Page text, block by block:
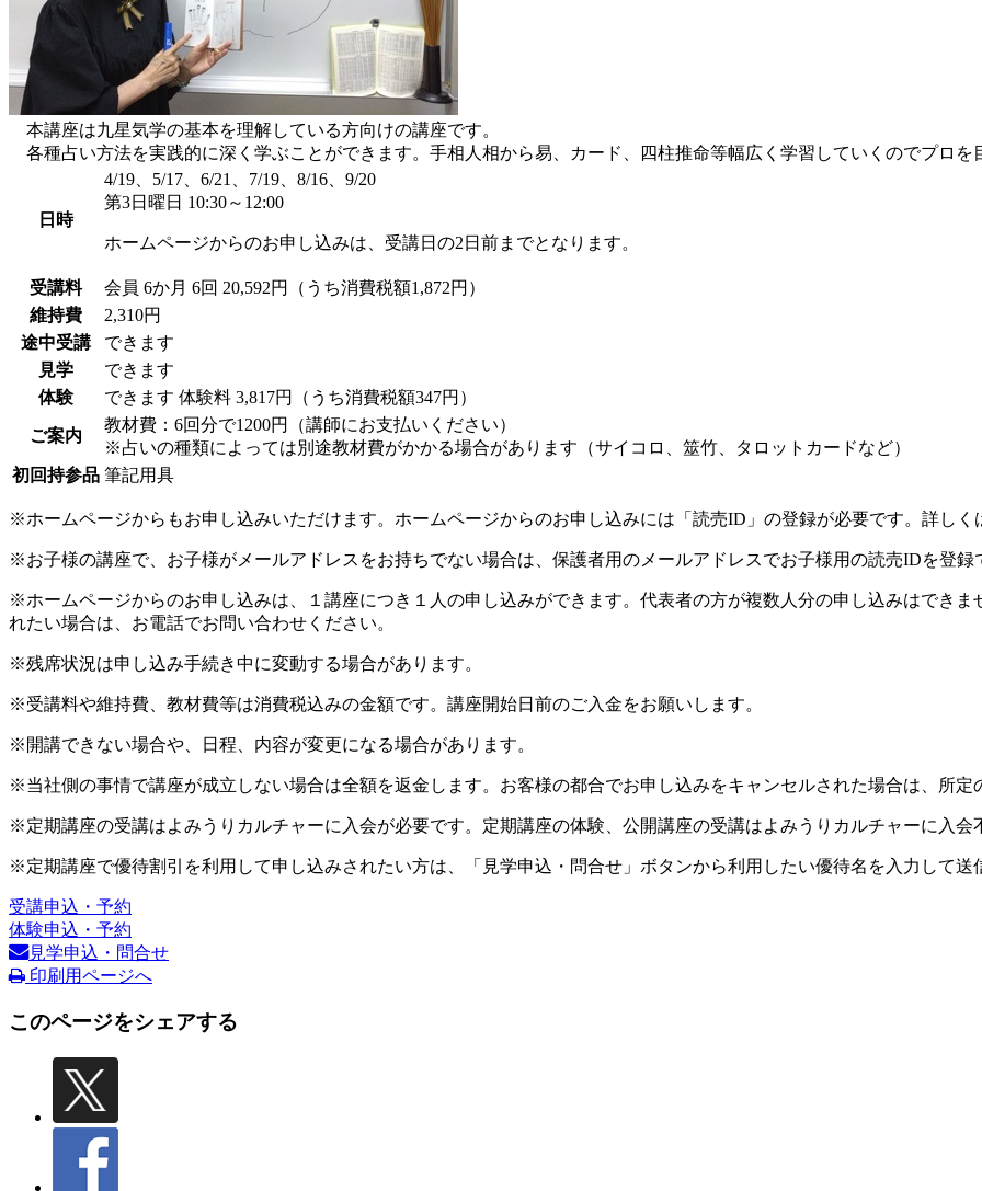
本講座は九星気学の基本を理解している方向けの講座です。
各種占い方法を実践的に深く学ぶことができます。手相人相から易、カード、四柱推命等幅広く学習していくのでプロを
日時
4/19、5/17、6/21、7/19、8/16、9/20
第3日曜日 10:30～12:00
ホームページからのお申し込みは、受講日の2日前までとなります。
受講料 会員 6か月 6回 20,592円（うち消費税額1,872円）
維持費
2,310円
途中受講
できます
見学
できます
体験
できます 体験料 3,817円（うち消費税額347円）
ご案内
教材費：6回分で1200円（講師にお支払いください）
※占いの種類によっては別途教材費がかかる場合があります（サイコロ、筮竹、タロットカードなど）
初回持参品 筆記用具
※ホームページからもお申し込みいただけます。ホームページからのお申し込みには「読売ID」の登録が必要です。詳しく
※お子様の講座で、お子様がメールアドレスをお持ちでない場合は、保護者用のメールアドレスでお子様用の読売IDを登録
※ホームページからのお申し込みは、１講座につき１人の申し込みができます。代表者の方が複数人分の申し込みはでき
れたい場合は、お電話でお問い合わせください。
※残席状況は申し込み手続き中に変動する場合があります。
※受講料や維持費、教材費等は消費税込みの金額です。講座開始日前のご入金をお願いします。
※開講できない場合や、日程、内容が変更になる場合があります。
※当社側の事情で講座が成立しない場合は全額を返金します。お客様の都合でお申し込みをキャンセルされた場合は、所定
※定期講座の受講はよみうりカルチャーに入会が必要です。定期講座の体験、公開講座の受講はよみうりカルチャーに入会
※定期講座で優待割引を利用して申し込みされたい方は、「見学申込・問合せ」ボタンから利用したい優待名を入力して送
受講申込・予約
体験申込・予約
見学申込・問合せ
印刷用ページへ
このページをシェアする